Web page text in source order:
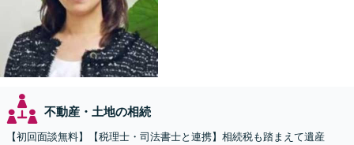
不動産・土地の相続
【初回面談無料】【税理士・司法書士と連携】相続税も踏まえて遺産